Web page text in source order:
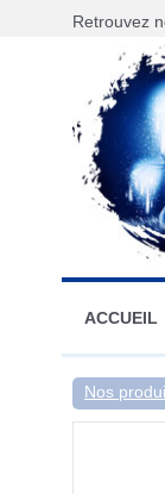
Retrouvez
ACCUEIL
Nos